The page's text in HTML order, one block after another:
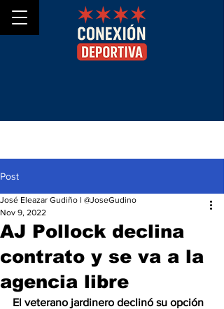
Post
AJ Pollock declina
contrato y se va a la
agencia libre
José Eleazar Gudiño l @JoseGudino
Nov 9, 2022
El veterano jardinero declinó su opción